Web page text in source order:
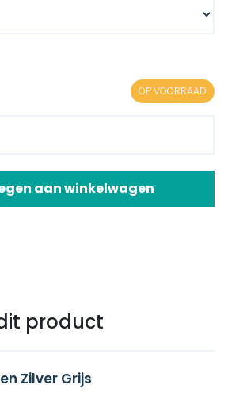
OP VOORRAAD
aan winkelwagen
product
Zilver Grijs